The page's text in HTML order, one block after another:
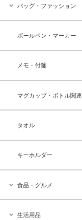
バッグ・ファッション
ボールペン・マーカー
メモ・付箋
マグカップ・ボトル関連
タオル
キーホルダー
食品・グルメ
生活用品